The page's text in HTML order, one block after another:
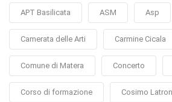
APT Basilicata ASM Asp
Camerata delle Arti Carmine Cicala
Comune di Matera Concerto
Corso di formazione Cosimo